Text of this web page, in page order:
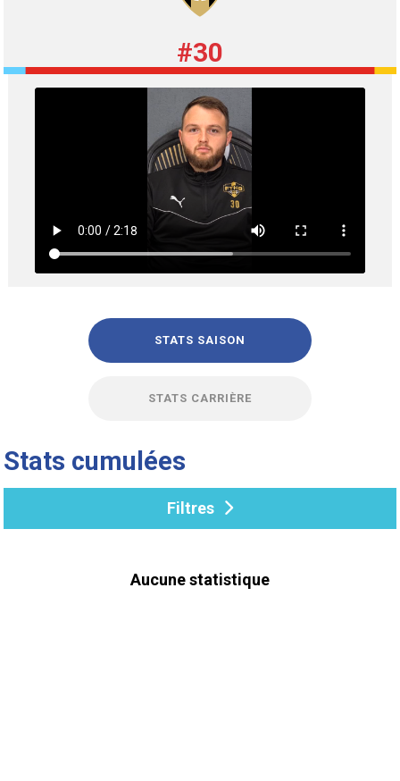
#30
STATS SAISON
STATS CARRIÈRE
Stats cumulées
Filtres
Aucune statistique